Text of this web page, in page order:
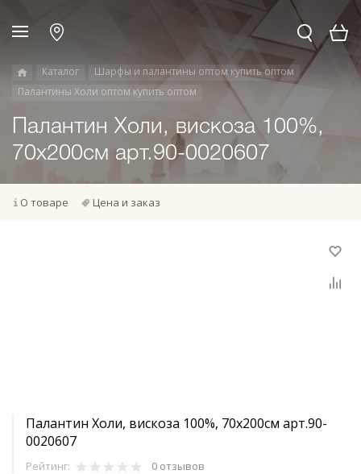
Каталог
Шарфы и палантины оптом купить оптом
Палантины Холи оптом купить оптом
Палантин Холи, вискоза 100%,
70х200см арт.90-0020607
О товаре Цена и заказ
Палантин Холи, вискоза 100%, 70х200см арт.90-
0020607
Рейтинг: 0 отзывов